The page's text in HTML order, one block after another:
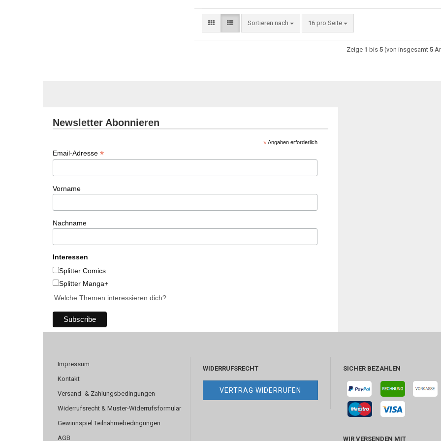
Sortieren nach 16 pro Seite
Zeige 1 bis5 (von insgesamt5
Newsletter Abonnieren
*Angaben erforderlich
Email-Adresse *
Vorname
Nachname
Interessen
Splitter Comics
Splitter Manga+
Welche Themen interessieren dich?
Impressum
Kontakt
Versand- & Zahlungsbedingungen
Widerrufsrecht & Muster-Widerrufsformular
Gewinnspiel Teilnahmebedingungen
AGB
WIDERRUFSRECHT
VERTRAG WIDERRUFEN
SICHER BEZAHLEN
WIR VERSENDEN MIT